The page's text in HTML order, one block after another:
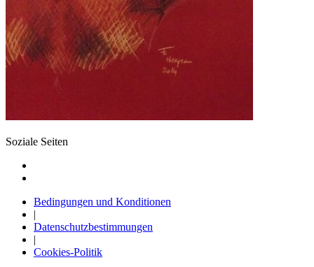
Soziale Seiten
Bedingungen und Konditionen
|
Datenschutzbestimmungen
|
Cookies-Politik